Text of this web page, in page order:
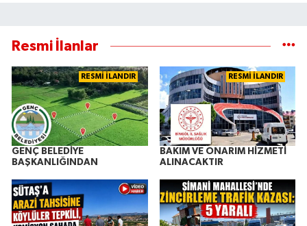
Resmi İlanlar
RESMİ İLANDIR
GENÇ BELEDİYE
BAŞKANLIĞINDAN
RESMİ İLANDIR
BAKIM VE ONARIM HİZMETİ
ALINACAKTIR